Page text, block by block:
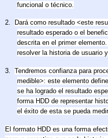
funcional o técnico.
2.
Dará como resultado <este
resultado esperado o el
descrita en el primer
resolver la historia de usuario
3. Tendremos confianza para
medible>: este elemento
se ha logrado el resultado
forma HDD de representar
el éxito de esta se pueda
El formato HDD es una forma